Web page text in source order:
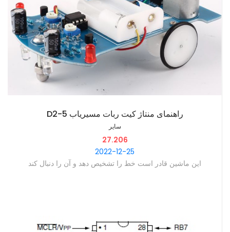
‫راهنمای منتاژ کیت ربات مسیریاب D2-5
سایر
27.206
2022-12-25
‫این ماشین قادر است خط را تشخیص دهد و آن را دنبال کند